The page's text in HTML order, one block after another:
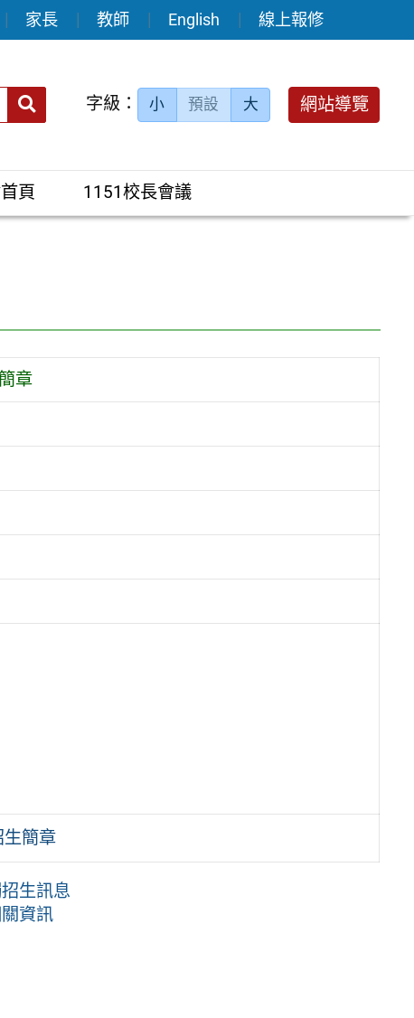
家長 教師 English 線上報修
送出 字級： 小 預設 大 網站導覽
頁 1151校長會議
章
簡章
生訊息
資訊